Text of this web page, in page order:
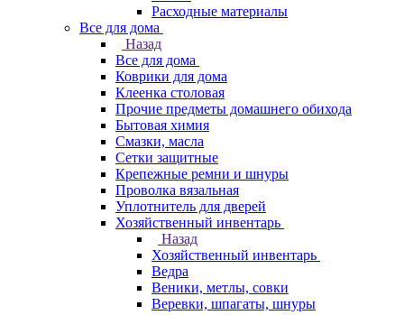
Расходные материалы
Все для дома
Назад
Все для дома
Коврики для дома
Клеенка столовая
Прочие предметы домашнего обихода
Бытовая химия
Смазки, масла
Сетки защитные
Крепежные ремни и шнуры
Проволка вязальная
Уплотнитель для дверей
Хозяйственный инвентарь
Назад
Хозяйственный инвентарь
Ведра
Веники, метлы, совки
Веревки, шпагаты, шнуры